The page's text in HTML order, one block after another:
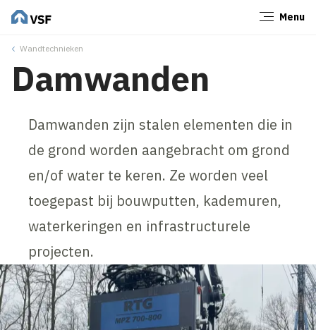
Menu
Wandtechnieken
Damwanden
Damwanden zijn stalen elementen die in
de grond worden aangebracht om grond
en/of water te keren. Ze worden veel
toegepast bij bouwputten, kademuren,
waterkeringen en infrastructurele
projecten.
Sluiten